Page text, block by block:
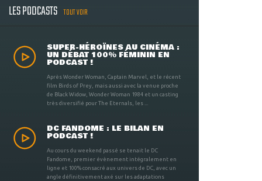
LES PODCASTS TOUT VOIR
SUPER-HÉROÏNES AU CINÉMA :
UN DÉBAT 100% FÉMININ EN
PODCAST !
Après Wonder Woman, Captain Marvel, et le récent
film Birds of Prey, mais aussi avec la venue proche
de Black Widow, Wonder Woman 1984 et un casting
très diversifié pour The Eternals, les ...
DC FANDOME : LE BILAN EN
PODCAST !
Au cours du weekend passé se tenait le DC
Fandome, premier évènement intégralement en
ligne et 100% consacré aux univers de DC, avec un
angle définitivement axé sur les adaptations